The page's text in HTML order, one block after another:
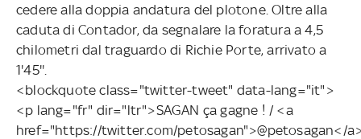
cedere alla doppia andatura del plotone. Oltre alla
caduta di Contador, da segnalare la foratura a 4,5
chilometri dal traguardo di Richie Porte, arrivato a
1'45''.
<blockquote class="twitter-tweet" data-lang="it">
<p lang="fr" dir="ltr">SAGAN ça gagne ! / <a
href="https://twitter.com/petosagan">@petosagan</